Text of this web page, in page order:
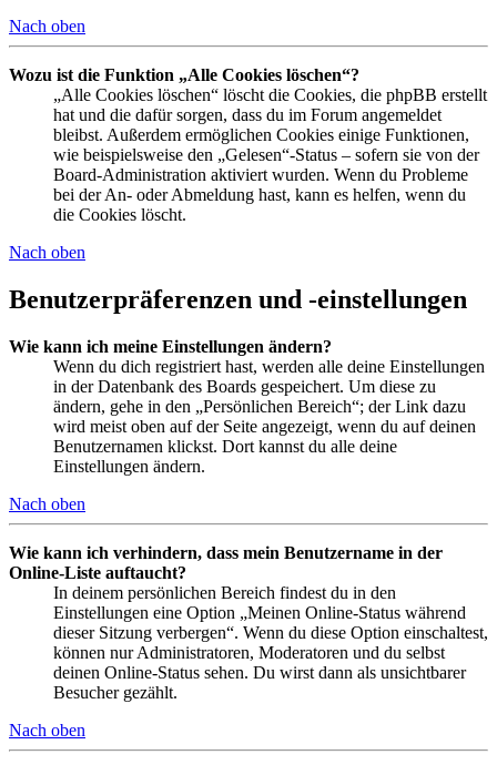
Nach oben
Wozu ist die Funktion „Alle Cookies löschen“?
„Alle Cookies löschen“ löscht die Cookies, die phpBB erstellt
hat und die dafür sorgen, dass du im Forum angemeldet
bleibst. Außerdem ermöglichen Cookies einige Funktionen,
wie beispielsweise den „Gelesen“-Status – sofern sie von der
Board-Administration aktiviert wurden. Wenn du Probleme
bei der An- oder Abmeldung hast, kann es helfen, wenn du
die Cookies löscht.
Nach oben
Benutzerpräferenzen und -einstellungen
Wie kann ich meine Einstellungen ändern?
Wenn du dich registriert hast, werden alle deine Einstellungen
in der Datenbank des Boards gespeichert. Um diese zu
ändern, gehe in den „Persönlichen Bereich“; der Link dazu
wird meist oben auf der Seite angezeigt, wenn du auf deinen
Benutzernamen klickst. Dort kannst du alle deine
Einstellungen ändern.
Nach oben
Wie kann ich verhindern, dass mein Benutzername in der
Online-Liste auftaucht?
In deinem persönlichen Bereich findest du in den
Einstellungen eine Option „Meinen Online-Status während
dieser Sitzung verbergen“. Wenn du diese Option einschaltest,
können nur Administratoren, Moderatoren und du selbst
deinen Online-Status sehen. Du wirst dann als unsichtbarer
Besucher gezählt.
Nach oben